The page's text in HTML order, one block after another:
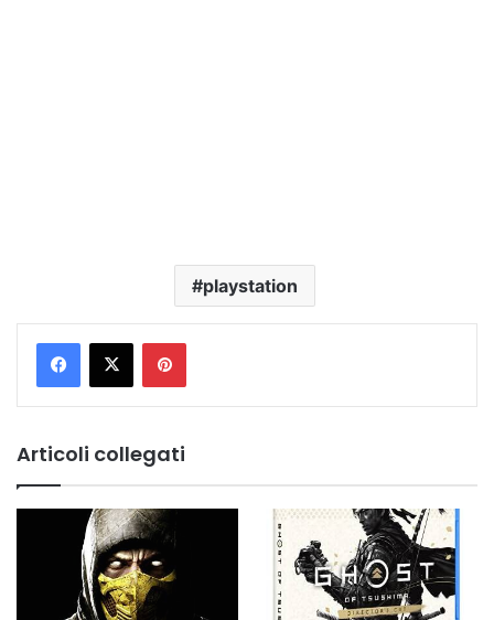
playstation
Pinterest
Articoli collegati